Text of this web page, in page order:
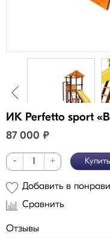
ИК Perfetto sport
87 000 ₽
- + Купить
Добавить в
Сравнить
Отзывы